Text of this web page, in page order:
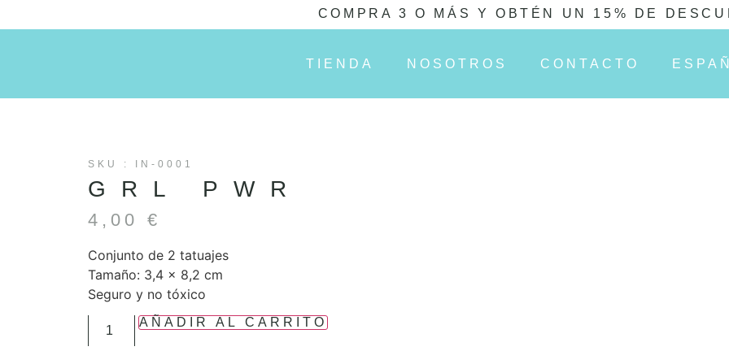
COMPRA 3 O MÁS Y OBTÉN UN 15% DE
TIENDA NOSOTROS CONTACTO
SKU : IN-0001
GRL PWR
4,00 €
Conjunto de 2 tatuajes
Tamaño: 3,4 x 8,2 cm
Seguro y no tóxico
AÑADIR AL CARRITO